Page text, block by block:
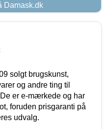
Damask.dk
solgt brugskunst,
og andre ting til
er e-mærkede og har
foruden prisgaranti på
udvalg.